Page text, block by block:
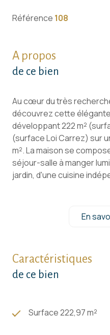
Référence 108
A propos
de ce bien
Au cœur du très
découvrez cette
développant 222 m²
(surface Loi Carrez) sur
m². La maison se
séjour-salle à manger
jardin, d'une cuisine
rangement. Un vaste
complète l'ensemble et
prestations de ce bien.
conservé tout le charme
propriété rare sur le
En
Caractéristiques
de ce bien
Surface 222,97 m²